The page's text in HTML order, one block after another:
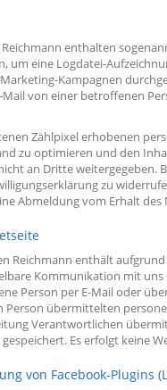
enthalten
um eine Logdatei-
Kampagnen
von einer betroffenen
Zählpixel erhobenen
zu optimieren und den
an Dritte
zu
Abmeldung vom Erhalt
Reichmann enthält
Kommunikation mit uns
Person per E-Mail oder
übermittelten
Verantwortlichen
Es erfolgt keine
von Facebook-Plugins